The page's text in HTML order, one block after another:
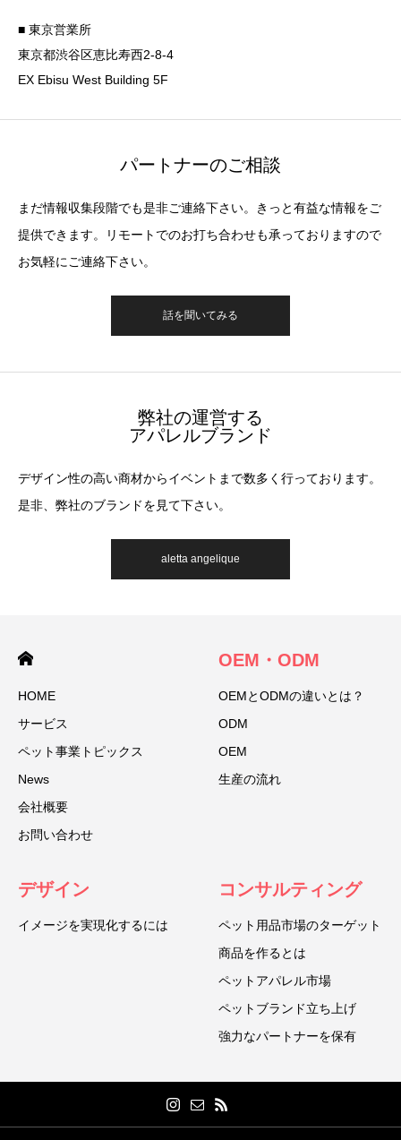
■ 東京営業所
東京都渋谷区恵比寿西2-8-4
EX Ebisu West Building 5F
パートナーのご相談
まだ情報収集段階でも是非ご連絡下さい。きっと有益な情報をご
提供できます。リモートでのお打ち合わせも承っておりますので
お気軽にご連絡下さい。
話を聞いてみる
弊社の運営する
アパレルブランド
デザイン性の高い商材からイベントまで数多く行っております。
是非、弊社のブランドを見て下さい。
aletta angelique
HOME
サービス
ペット事業トピックス
News
会社概要
お問い合わせ
OEM・ODM
OEMとODMの違いとは？
ODM
OEM
生産の流れ
デザイン
イメージを実現化するには
コンサルティング
ペット用品市場のターゲット
商品を作るとは
ペットアパレル市場
ペットブランド立ち上げ
強力なパートナーを保有